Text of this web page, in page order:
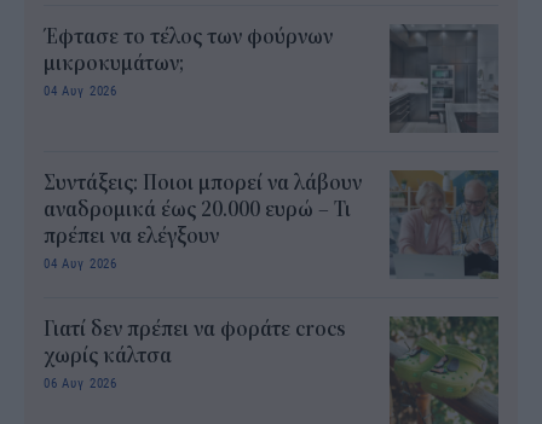
Έφτασε το τέλος των φούρνων
μικροκυμάτων;
04 Αυγ 2026
Συντάξεις: Ποιοι μπορεί να λάβουν
αναδρομικά έως 20.000 ευρώ – Τι
πρέπει να ελέγξουν
04 Αυγ 2026
Γιατί δεν πρέπει να φοράτε crocs
χωρίς κάλτσα
06 Αυγ 2026